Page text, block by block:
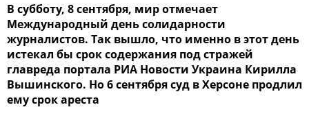
В субботу, 8 сентября, мир отмечает
Международный день солидарности
журналистов. Так вышло, что именно в этот день
истекал бы срок содержания под стражей
главреда портала РИА Новости Украина Кирилла
Вышинского. Но 6 сентября суд в Херсоне продлил
ему срок ареста